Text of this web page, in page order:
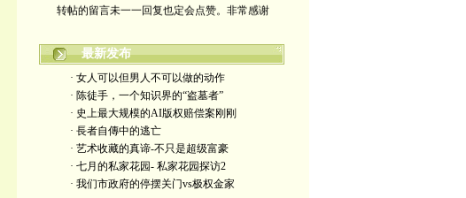
有意收藏者请私信我，感谢一贯支持
政治转载不一定代表本人意见
艺术博客：https://yimengl.blog
目录中标注星号的为本人艺术原创
最新发布
· 女人可以但男人不可以做的动作
· 陈徒手，一个知识界的“盗墓者”
· 史上最大规模的AI版权赔偿案刚刚
· 長者自傳中的逃亡
· 艺术收藏的真谛-不只是超级富豪
· 七月的私家花园- 私家花园探访2
· 我们市政府的停摆关门vs极权金家